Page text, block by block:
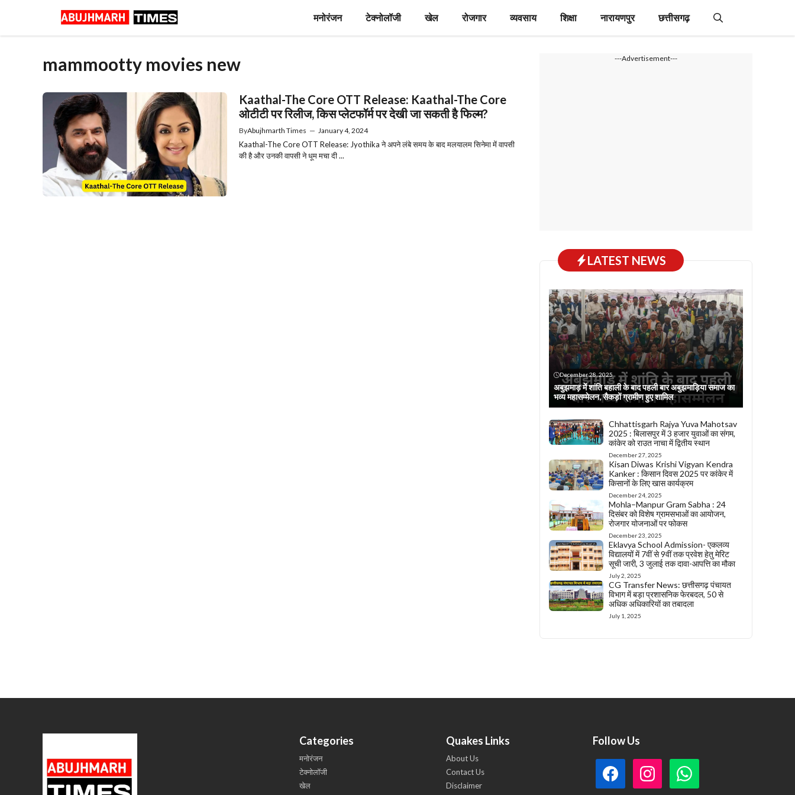
content
मनोरंजन टेक्नोलॉजी खेल रोजगार व्यवसाय शिक्षा नारायणपुर छत्तीसगढ़
mammootty movies new
Kaathal-The Core OTT Release: Kaathal-The Core
ओटीटी पर रिलीज, किस प्लेटफॉर्म पर देखी जा सकती है फिल्म?
ByAbujhmarth Times — January 4, 2024
Kaathal-The Core OTT Release: Jyothika ने अपने लंबे समय के बाद मलयालम सिनेमा में वापसी
की है और उनकी वापसी ने धूम मचा दी ...
---Advertisement---
LATEST NEWS
December 28, 2025
अबुझमाड़ में शांति बहाली के बाद पहली बार अबुझमाड़िया समाज का
भव्य महासम्मेलन, सैकड़ों ग्रामीण हुए शामिल
Chhattisgarh Rajya Yuva Mahotsav
2025 : बिलासपुर में 3 हजार युवाओं का संगम,
कांकेर को राउत नाचा में द्वितीय स्थान
December 27, 2025
Kisan Diwas Krishi Vigyan Kendra
Kanker : किसान दिवस 2025 पर कांकेर में
किसानों के लिए खास कार्यक्रम
December 24, 2025
Mohla–Manpur Gram Sabha : 24
दिसंबर को विशेष ग्रामसभाओं का आयोजन,
रोजगार योजनाओं पर फोकस
December 23, 2025
Eklavya School Admission- एकलव्य
विद्यालयों में 7वीं से 9वीं तक प्रवेश हेतु मेरिट
सूची जारी, 3 जुलाई तक दावा-आपत्ति का मौका
July 2, 2025
CG Transfer News: छत्तीसगढ़ पंचायत
विभाग में बड़ा प्रशासनिक फेरबदल, 50 से
अधिक अधिकारियों का तबादला
July 1, 2025
Categories
मनोरंजन
टेक्नोलॉजी
खेल
Quakes Links
About Us
Contact Us
Disclaimer
Follow Us